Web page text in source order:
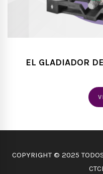
EL GLADIADOR
COPYRIGHT © 2025